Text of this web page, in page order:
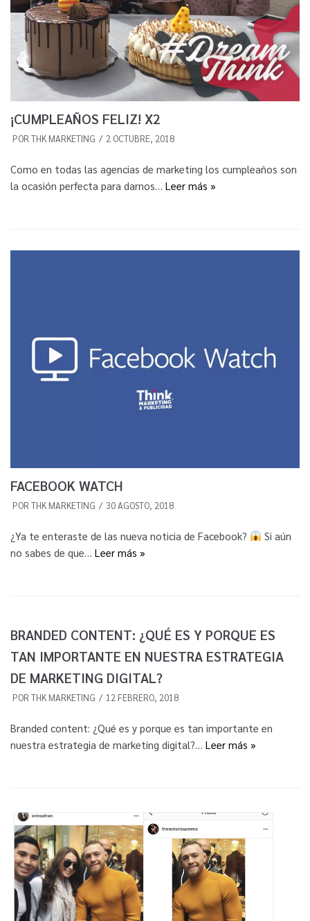
¡CUMPLEAÑOS FELIZ! X2
POR THK MARKETING 2 OCTUBRE, 2018
Como en todas las agencias de marketing los cumpleaños son
la ocasión perfecta para darnos… Leer más »
FACEBOOK WATCH
POR THK MARKETING 30 AGOSTO, 2018
¿Ya te enteraste de las nueva noticia de Facebook?
Si aún
no sabes de que… Leer más »
BRANDED CONTENT: ¿QUÉ ES Y PORQUE ES
TAN IMPORTANTE EN NUESTRA ESTRATEGIA
DE MARKETING DIGITAL?
POR THK MARKETING 12 FEBRERO, 2018
Branded content: ¿Qué es y porque es tan importante en
nuestra estrategia de marketing digital?… Leer más »